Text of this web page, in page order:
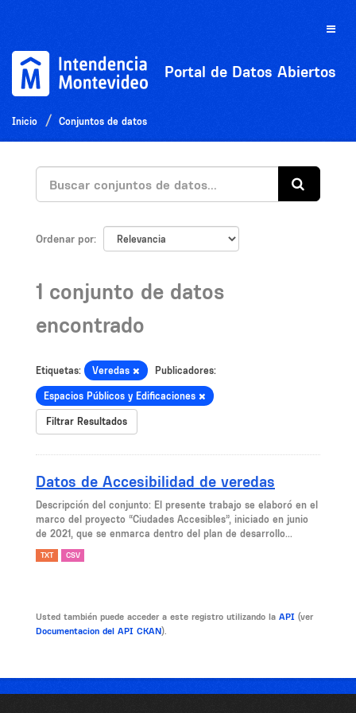
Toggle
Portal de Datos Abiertos
Inicio Conjuntos de datos
Ordenar por
1 conjunto de datos
encontrado
Etiquetas: Veredas Publicadores:
Espacios Públicos y Edificaciones
Filtrar Resultados
Datos de Accesibilidad de veredas
Descripción del conjunto: El presente trabajo se elaboró en el
marco del proyecto “Ciudades Accesibles”, iniciado en junio
de 2021, que se enmarca dentro del plan de desarrollo...
TXT CSV
Usted también puede acceder a este registro utilizando la API (ver
Documentacion del API CKAN).